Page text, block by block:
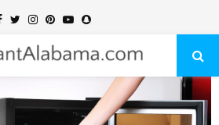
Facebook
TwitterInstagram
PinterestYoutubeSnapchat